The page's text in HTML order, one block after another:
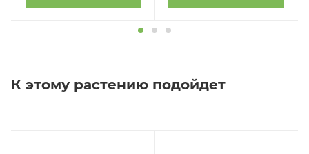
К этому растению подойдет